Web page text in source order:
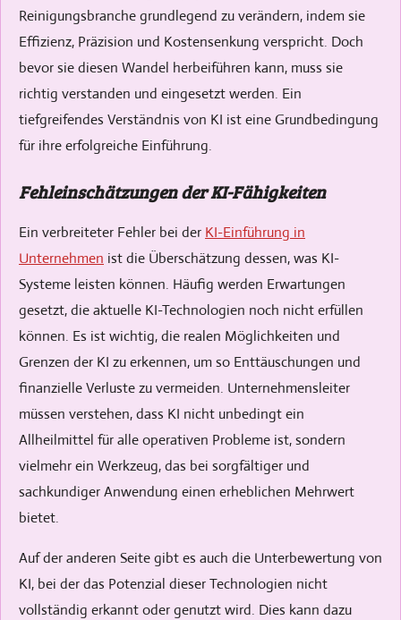
Reinigungsbranche grundlegend zu verändern, indem sie
Effizienz, Präzision und Kostensenkung verspricht. Doch
bevor sie diesen Wandel herbeiführen kann, muss sie
richtig verstanden und eingesetzt werden. Ein
tiefgreifendes Verständnis von KI ist eine Grundbedingung
für ihre erfolgreiche Einführung.
Fehleinschätzungen der KI-Fähigkeiten
Ein verbreiteter Fehler bei der KI-Einführung in
Unternehmen ist die Überschätzung dessen, was KI-
Systeme leisten können. Häufig werden Erwartungen
gesetzt, die aktuelle KI-Technologien noch nicht erfüllen
können. Es ist wichtig, die realen Möglichkeiten und
Grenzen der KI zu erkennen, um so Enttäuschungen und
finanzielle Verluste zu vermeiden. Unternehmensleiter
müssen verstehen, dass KI nicht unbedingt ein
Allheilmittel für alle operativen Probleme ist, sondern
vielmehr ein Werkzeug, das bei sorgfältiger und
sachkundiger Anwendung einen erheblichen Mehrwert
bietet.
Auf der anderen Seite gibt es auch die Unterbewertung von
KI, bei der das Potenzial dieser Technologien nicht
vollständig erkannt oder genutzt wird. Dies kann dazu